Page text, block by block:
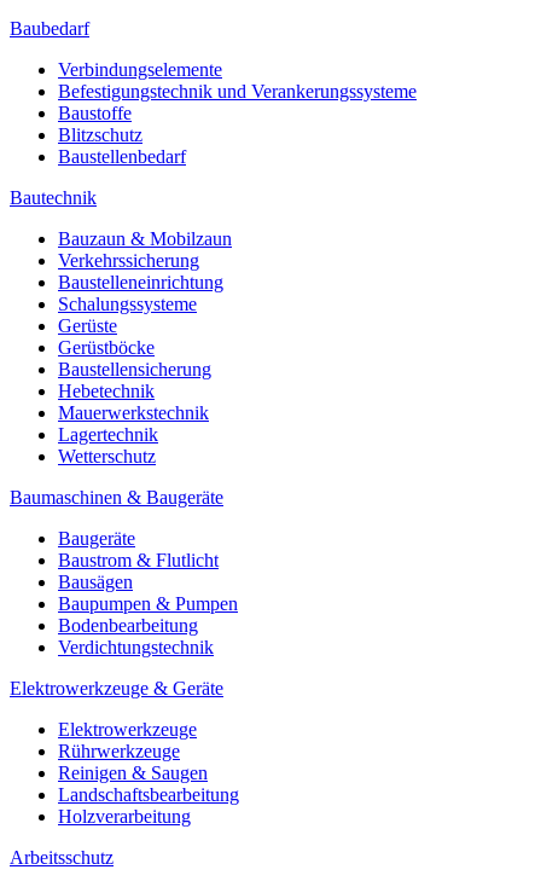
Baubedarf
Verbindungselemente
Befestigungstechnik und Verankerungssysteme
Baustoffe
Blitzschutz
Baustellenbedarf
Bautechnik
Bauzaun & Mobilzaun
Verkehrssicherung
Baustelleneinrichtung
Schalungssysteme
Gerüste
Gerüstböcke
Baustellensicherung
Hebetechnik
Mauerwerkstechnik
Lagertechnik
Wetterschutz
Baumaschinen & Baugeräte
Baugeräte
Baustrom & Flutlicht
Bausägen
Baupumpen & Pumpen
Bodenbearbeitung
Verdichtungstechnik
Elektrowerkzeuge & Geräte
Elektrowerkzeuge
Rührwerkzeuge
Reinigen & Saugen
Landschaftsbearbeitung
Holzverarbeitung
Arbeitsschutz